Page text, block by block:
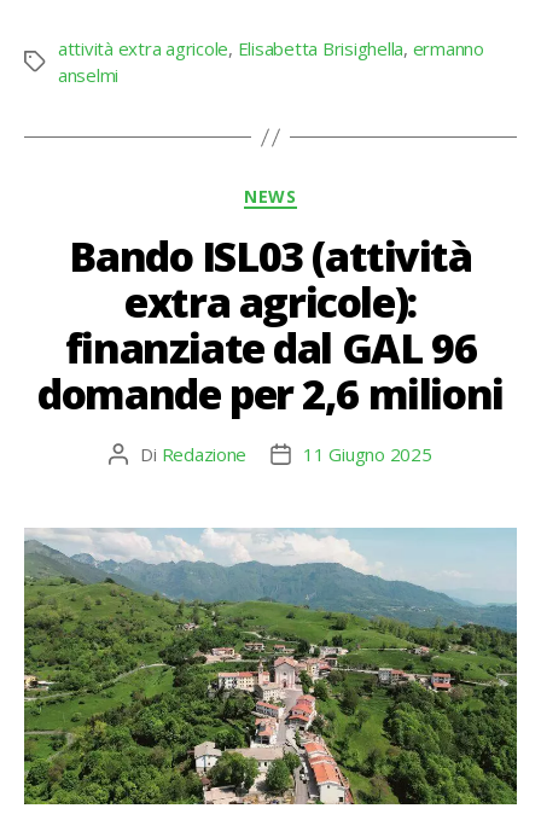
Tag
attività extra agricole, Elisabetta Brisighella, ermanno
anselmi
Categorie
NEWS
Bando ISL03 (attività
extra agricole):
finanziate dal GAL 96
domande per 2,6 milioni
Autore
Di Redazione
Data11 Giugno 2025